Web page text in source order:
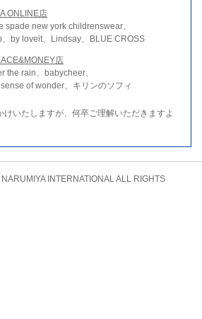
ONLINE店
spade new york childrenswear、
by loveit、Lindsay、BLUE CROSS
店
the rain、babycheer、
of wonder、キリンのソフィ
けいたしますが、何卒ご理解いただきますよ